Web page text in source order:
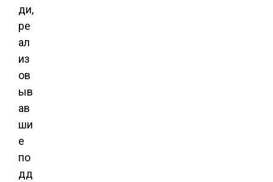
ди,
ре
ал
из
ов
ыв
ав
ши
е
по
дд